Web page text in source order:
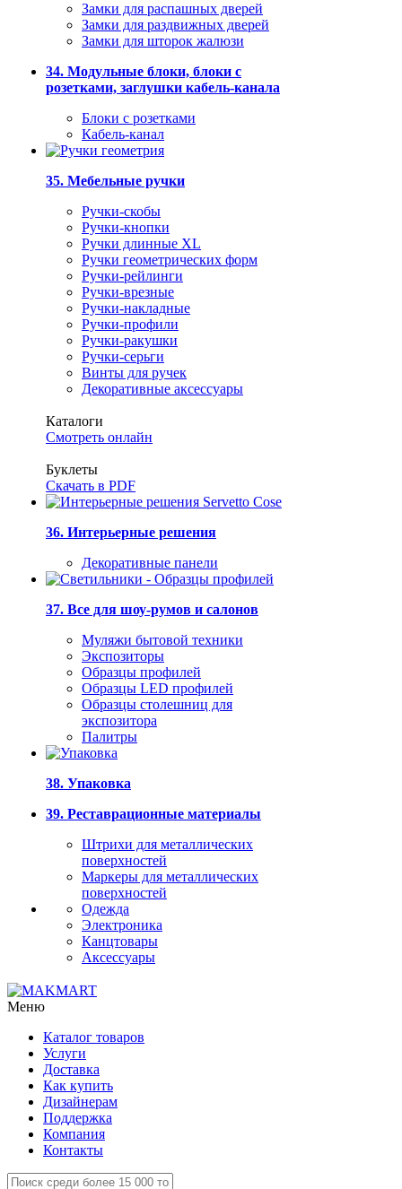
Замки для распашных дверей
Замки для раздвижных дверей
Замки для шторок жалюзи
34. Модульные блоки, блоки с
розетками, заглушки кабель-канала
Блоки с розетками
Кабель-канал
35. Мебельные ручки
Ручки-скобы
Ручки-кнопки
Ручки длинные XL
Ручки геометрических форм
Ручки-рейлинги
Ручки-врезные
Ручки-накладные
Ручки-профили
Ручки-ракушки
Ручки-серьги
Винты для ручек
Декоративные аксессуары
Каталоги
Смотреть онлайн
Буклеты
Скачать в PDF
36. Интерьерные решения
Декоративные панели
37. Все для шоу-румов и салонов
Муляжи бытовой техники
Экспозиторы
Образцы профилей
Образцы LED профилей
Образцы столешниц для
экспозитора
Палитры
38. Упаковка
39. Реставрационные материалы
Штрихи для металлических
поверхностей
Маркеры для металлических
поверхностей
Одежда
Электроника
Канцтовары
Аксессуары
Меню
Каталог товаров
Услуги
Доставка
Как купить
Дизайнерам
Поддержка
Компания
Контакты